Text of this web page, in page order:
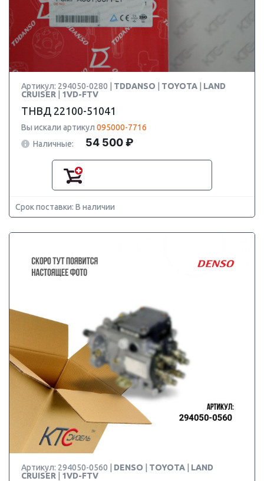
Артикул: 294050-0280 | TDDANSO TOYOTA
LAND
CRUISER
1VD-FTV
ТНВД 22100-51041
Вы искали артикул 095000-7716
Наличные:
54 500 ₽
Срок поставки: В наличии
Артикул: 294050-0560 | DENSO TOYOTA
LAND
CRUISER
1VD-FTV